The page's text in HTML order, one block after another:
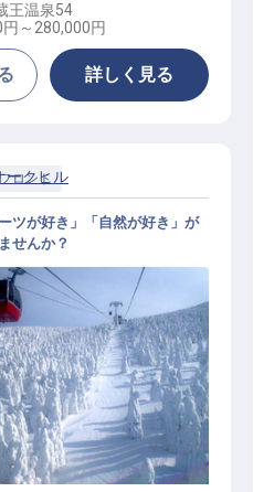
王温泉54
～ 280,000円
詳しく見る
フロント
フ（年休110日／寮
り）
ークヒル
ツが好き」「自然が好き」が
せんか？